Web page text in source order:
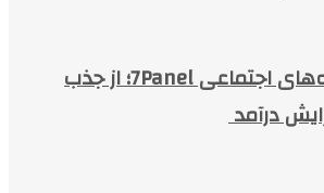
خدمات شبکه‌های اجتماعی 7Panel؛ از جذب
درآمد